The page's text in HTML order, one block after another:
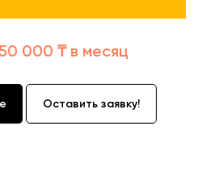
000 ₸ в месяц
Оставить заявку!